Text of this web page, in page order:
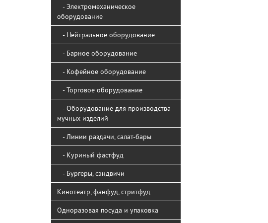
- Электромеханическое
оборудование
- Нейтральное оборудование
- Барное оборудование
- Кофейное оборудование
- Торговое оборудование
- Оборудование для производства
мучных изделий
- Линии раздачи, салат-бары
- Куриный фастфуд
- Бургеры, сэндвичи
Кинотеатр, фанфуд, стритфуд
Одноразовая посуда и упаковка